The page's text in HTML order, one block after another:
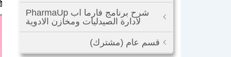
شرح برنامج فارما اب PharmaUp
لادارة الصيدليات ومخازن الادوية
قسم عام (مشترك)